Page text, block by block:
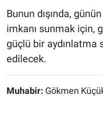
Bunun dışında,
imkanı sunmak için,
güçlü bir
edilecek.
Muhabir: Gökmen